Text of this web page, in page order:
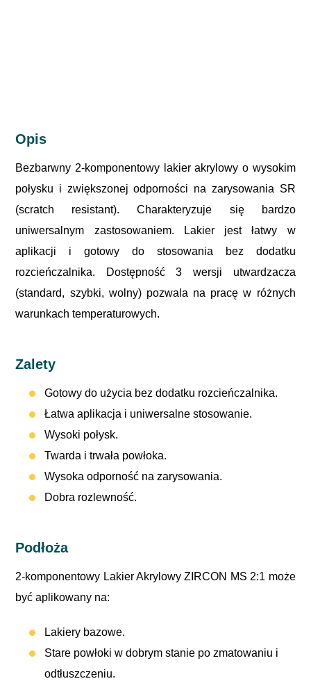
Opis
Bezbarwny 2-komponentowy lakier akrylowy o wysokim
połysku i zwiększonej odporności na zarysowania SR
(scratch resistant). Charakteryzuje się bardzo
uniwersalnym zastosowaniem. Lakier jest łatwy w
aplikacji i gotowy do stosowania bez dodatku
rozcieńczalnika. Dostępność 3 wersji utwardzacza
(standard, szybki, wolny) pozwala na pracę w różnych
warunkach temperaturowych.
Zalety
Gotowy do użycia bez dodatku rozcieńczalnika.
Łatwa aplikacja i uniwersalne stosowanie.
Wysoki połysk.
Twarda i trwała powłoka.
Wysoka odporność na zarysowania.
Dobra rozlewność.
Podłoża
2-komponentowy Lakier Akrylowy ZIRCON MS 2:1 może
być aplikowany na:
Lakiery bazowe.
Stare powłoki w dobrym stanie po zmatowaniu i
odtłuszczeniu.